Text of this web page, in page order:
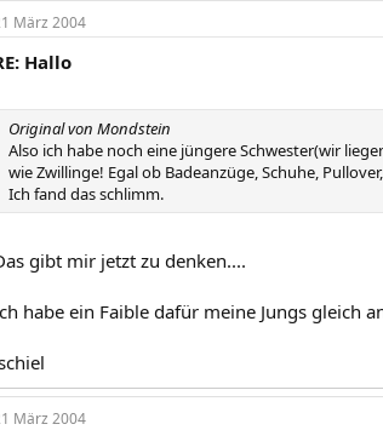
März 2004
Hallo
Original von Mondstein
Also ich habe noch eine jüngere Schwester(wir
wie Zwillinge! Egal ob Badeanzüge, Schuhe,
Ich fand das schlimm.
gibt mir jetzt zu denken....
habe ein Faible dafür meine Jungs gleich
März 2004